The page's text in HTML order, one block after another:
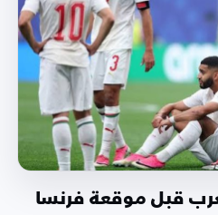
قبل موقعة فرنسا